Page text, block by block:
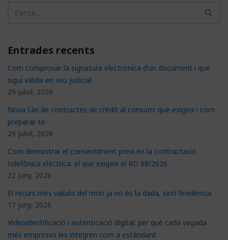
Entrades recents
Com comprovar la signatura electrònica d’un document i que
sigui vàlida en seu judicial
29 juliol, 2026
Nova Llei de contractes de crèdit al consum: què exigeix i com
preparar-te
29 juliol, 2026
Com demostrar el consentiment previ en la contractació
telefònica elèctrica: el que exigeix el RD 88/2026
22 juny, 2026
El recurs més valuós del món ja no és la dada, sinó l’evidència.
17 juny, 2026
Videoidentificació i autenticació digital: per què cada vegada
més empreses les integren com a estàndard